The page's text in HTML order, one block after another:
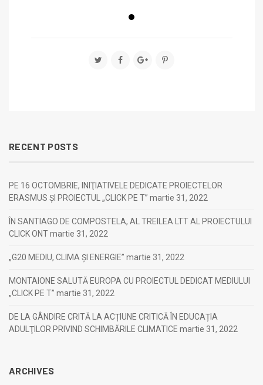
RECENT POSTS
PE 16 OCTOMBRIE, INIŢIATIVELE DEDICATE PROIECTELOR
ERASMUS ȘI PROIECTUL „CLICK PE T” martie 31, 2022
ÎN SANTIAGO DE COMPOSTELA, AL TREILEA LTT AL PROIECTULUI
CLICK ONTmartie 31, 2022
„G20 MEDIU, CLIMA ȘI ENERGIE” martie 31, 2022
MONTAIONE SALUTĂ EUROPA CU PROIECTUL DEDICAT MEDIULUI
„CLICK PE T” martie 31, 2022
DE LA GÂNDIRE CRITĂ LA ACȚIUNE CRITICĂ ÎN EDUCAȚIA
ADULŢILOR PRIVIND SCHIMBĂRILE CLIMATICE martie 31, 2022
ARCHIVES